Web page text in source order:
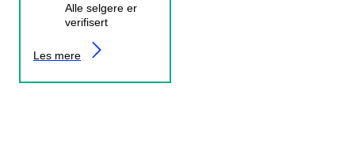
Alle selgere er
verifisert
Les mere